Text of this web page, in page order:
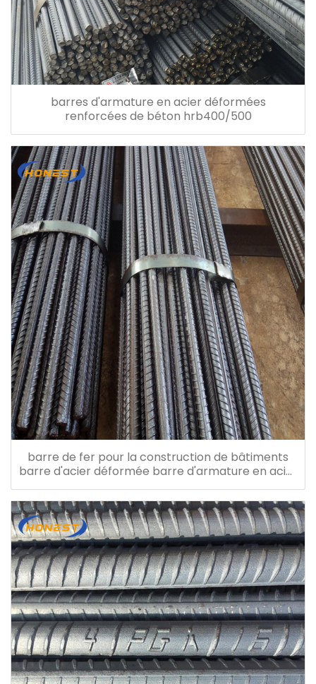
barres d'armature en acier déformées
renforcées de béton hrb400/500
barre de fer pour la construction de bâtiments
barre d'acier déformée barre d'armature en acier
laminée à chaud